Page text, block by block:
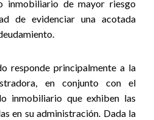
inmobiliario de mayor riesgo
de evidenciar una acotada
responde principalmente a la
en conjunto con el
inmobiliario que exhiben las
en su administración. Dada la